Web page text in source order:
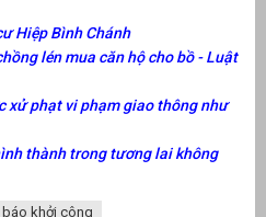
Hiệp Bình Chánh
lén mua căn hộ cho bồ - Luật
xử phạt vi phạm giao thông như
thành trong tương lai không
khởi công